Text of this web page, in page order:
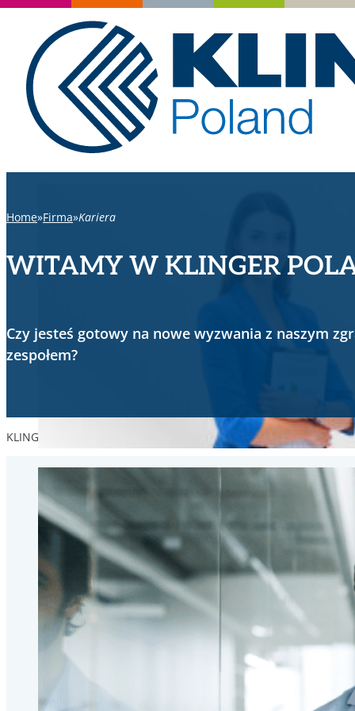
Home Firma Kariera
WITAMY W KLINGER
Czy jesteś gotowy na nowe wyzwania z naszym
zespołem?
KLINGER w Polsce | Napędzamy niezawodność - Rewolucyjne